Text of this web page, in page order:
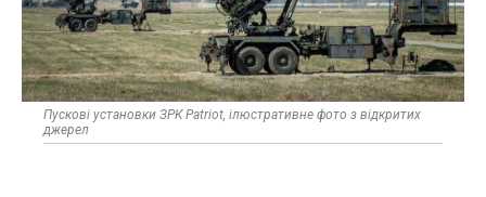
Пускові установки ЗРК Patriot, ілюстративне фото з відкритих
джерел